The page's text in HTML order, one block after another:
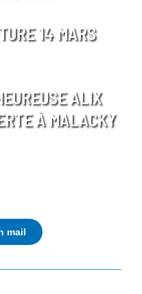
14 MARS
ALIX
À MALACKY
mail